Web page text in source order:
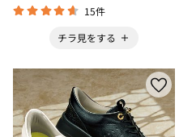
15件
チラ見をする